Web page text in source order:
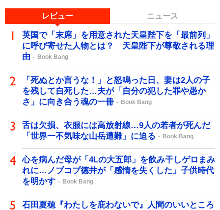
レビュー ニュース
英国で「末席」を用意された天皇陛下を「最前列」
に呼び寄せた人物とは？ 天皇陛下が尊敬される理
由
Book Bang
「死ぬとか言うな！」と怒鳴った日、妻は2人の子
を残して自死した…夫が「自分の犯した罪や愚か
さ」に向き合う魂の一冊
Book Bang
舌は欠損、衣服には高放射線…9人の若者が死んだ
「世界一不気味な山岳遭難」に迫る
Book Bang
心を病んだ母が「4Lの大五郎」を飲み干しゲロまみ
れに…ノブコブ徳井が「感情を失くした」子供時代
を明かす
Book Bang
石田夏穂『わたしを庇わないで』人間のいいところ